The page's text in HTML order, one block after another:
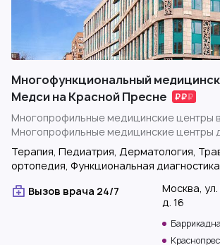
Многофункциональный
Медси на Красной Пресне
Многопрофильные медицинские центры
Многопрофильные медицинские центры
Терапия, Педиатрия, Дерматология,
ортопедия, Функциональная диагностика
Вызов врача 24/7
Москва,
д. 16